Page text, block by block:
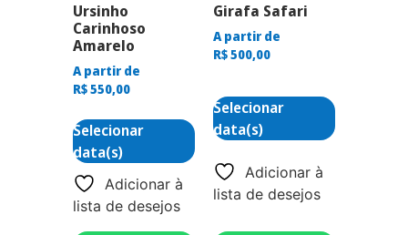
Ursinho
Carinhoso
Amarelo
A partir de
R$550,00
Selecionar
data(s)
Adicionar à
lista de desejos
Girafa Safari
A partir de
R$500,00
Selecionar
data(s)
Adicionar à
lista de desejos